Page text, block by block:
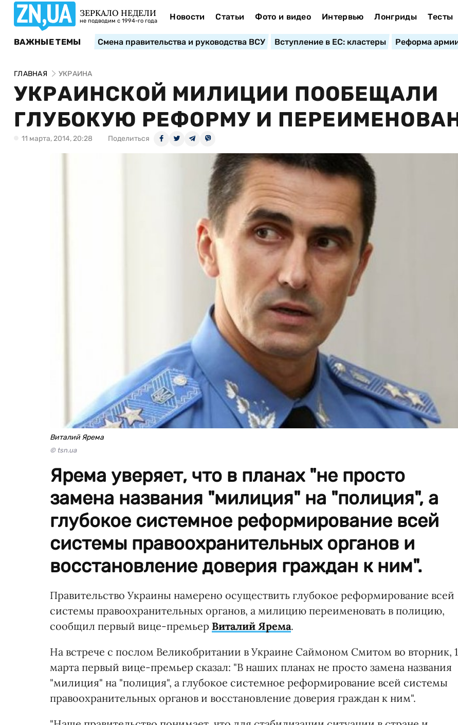
ЗЕРКАЛО НЕДЕЛИ
не подводим с 1994-го года Новости Статьи Фото и видео Интервью Лонгриды Тесты
ВАЖНЫЕ ТЕМЫ Смена правительства и руководства ВСУ Вступление в ЕС: кластеры Реформа
ГЛАВНАЯ УКРАИНА
УКРАИНСКОЙ МИЛИЦИИ ПООБЕЩАЛИ
ГЛУБОКУЮ РЕФОРМУ И
11 марта, 2014, 20:28 Поделиться
Виталий Ярема
© tsn.ua
Ярема уверяет, что в планах "не просто
замена названия "милиция" на "полиция", а
глубокое системное реформирование всей
системы правоохранительных органов и
восстановление доверия граждан к ним".
Правительство Украины намерено осуществить глубокое реформирование всей
системы правоохранительных органов, а милицию переименовать в полицию,
сообщил первый вице-премьер Виталий Ярема.
На встрече с послом Великобритании в Украине Саймоном Смитом во вторник,
марта первый вице-премьер сказал: "В наших планах не просто замена названия
"милиция" на "полиция", а глубокое системное реформирование всей системы
правоохранительных органов и восстановление доверия граждан к ним".